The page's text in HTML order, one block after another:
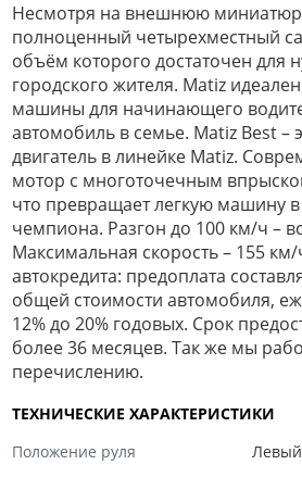
Несмотря на внешнюю
полноценный четырехместный
объём которого достаточен для
городского жителя. Matiz
машины для начинающего
автомобиль в семье. Matiz Best
двигатель в линейке Matiz.
мотор с многоточечным
что превращает легкую машину в
чемпиона. Разгон до 100 км/ч –
Максимальная скорость – 155
автокредита: предоплата
общей стоимости автомобиля,
12% до 20% годовых. Срок
более 36 месяцев. Так же мы
перечислению.
ТЕХНИЧЕСКИЕ ХАРАКТЕРИСТИКИ
Положение руля
Левый